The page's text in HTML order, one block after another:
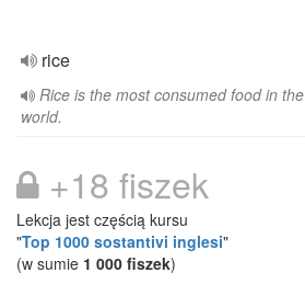
rice
Rice is the most consumed food in the
world.
+18 fiszek
Lekcja jest częścią kursu
"Top 1000 sostantivi inglesi"
(w sumie 1 000 fiszek)